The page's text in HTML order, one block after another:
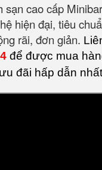
sạn cao cấp
hiện đại, tiêu
rãi, đơn giản.
để được mua
đãi hấp dẫn